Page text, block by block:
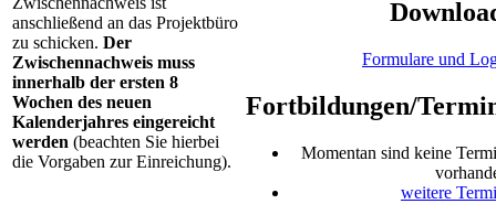
anschließend an das Projektbüro
zu schicken. Der
Zwischennachweis muss
innerhalb der ersten 8
Wochen des neuen
Kalenderjahres eingereicht
werden (beachten Sie hierbei
die Vorgaben zur Einreichung).
Formulare und
Fortbildungen/
Momentan sind keine
weitere